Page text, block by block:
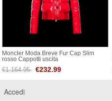
Moncler Moda Breve Fur Cap Slim
rosso Cappotti uscita
€1,164.95 €232.99
Accedi